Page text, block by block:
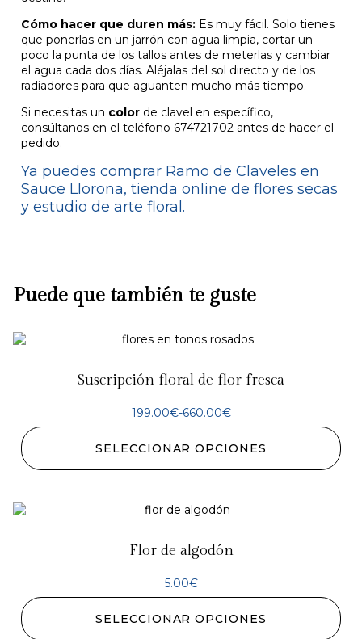
Cómo hacer que duren más: Es muy fácil. Solo tienes
que ponerlas en un jarrón con agua limpia, cortar un
poco la punta de los tallos antes de meterlas y cambiar
el agua cada dos días. Aléjalas del sol directo y de los
radiadores para que aguanten mucho más tiempo.
Si necesitas un color de clavel en específico,
consúltanos en el teléfono 674721702 antes de hacer el
pedido.
Ya puedes comprar Ramo de Claveles en
Sauce Llorona, tienda online de flores secas
y estudio de arte floral.
Puede que también te guste
Suscripción floral de flor fresca
199.00€-660.00€
SELECCIONAR OPCIONES
Flor de algodón
5.00€
SELECCIONAR OPCIONES